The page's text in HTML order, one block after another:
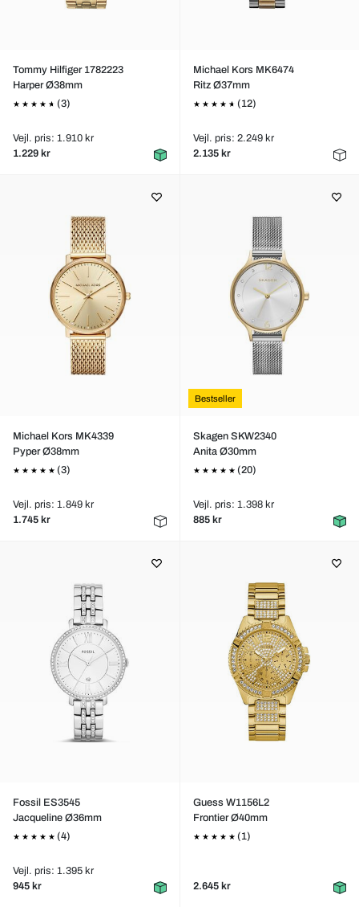
Tommy Hilfiger 1782223
Harper Ø38mm
(3)
Vejl. pris: 1.910 kr
1.229 kr
Michael Kors MK6474
Ritz Ø37mm
(12)
Vejl. pris: 2.249 kr
2.135 kr
Michael Kors MK4339
Pyper Ø38mm
(3)
Vejl. pris: 1.849 kr
1.745 kr
Bestseller
Skagen SKW2340
Anita Ø30mm
(20)
Vejl. pris: 1.398 kr
885 kr
Fossil ES3545
Jacqueline Ø36mm
(4)
Vejl. pris: 1.395 kr
945 kr
Guess W1156L2
Frontier Ø40mm
(1)
2.645 kr